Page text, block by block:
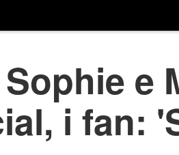
e
i fan: